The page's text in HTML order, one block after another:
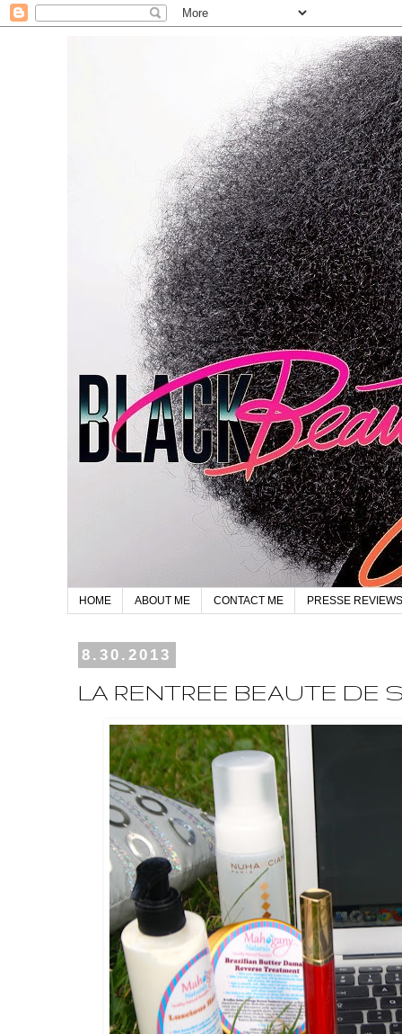
HOME ABOUT ME CONTACT ME PRESSE REVIEWS
8.30.2013
LA RENTREE BEAUTE DE